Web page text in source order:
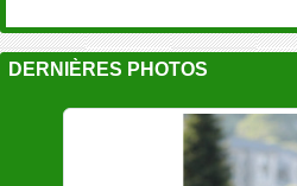
DERNIÈRES PHOTOS